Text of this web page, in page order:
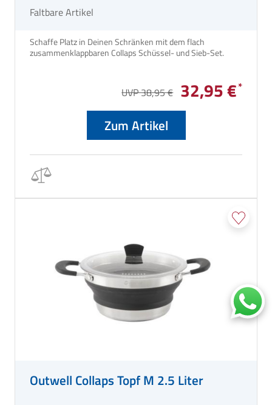
Faltbare Artikel
Schaffe Platz in Deinen Schränken mit dem flach
UVP 38,95 € 32,95 €
Zum Artikel
Outwell Collaps Topf M 2.5 Liter